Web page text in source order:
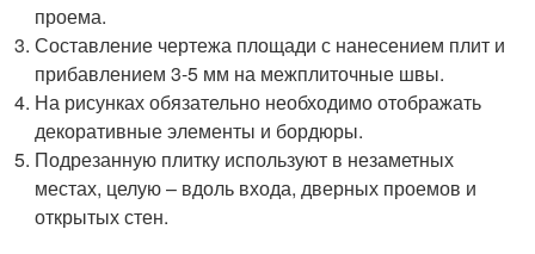
проема.
Составление чертежа площади с нанесением плит и
прибавлением 3-5 мм на межплиточные швы.
На рисунках обязательно необходимо отображать
декоративные элементы и бордюры.
Подрезанную плитку используют в незаметных
местах, целую – вдоль входа, дверных проемов и
открытых стен.